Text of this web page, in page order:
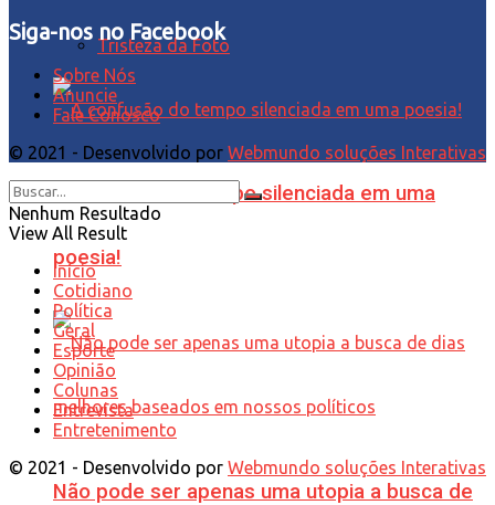
Tristeza da Foto
A confusão do tempo silenciada em uma
poesia!
Não pode ser apenas uma utopia a busca de
Siga-nos no Facebook
Sobre Nós
Anuncie
Fale Conosco
© 2021 - Desenvolvido por Webmundo soluções Interativas
Nenhum Resultado
View All Result
Início
Cotidiano
Política
Geral
Esporte
Opinião
Colunas
Entrevista
Entretenimento
© 2021 - Desenvolvido por Webmundo soluções Interativas